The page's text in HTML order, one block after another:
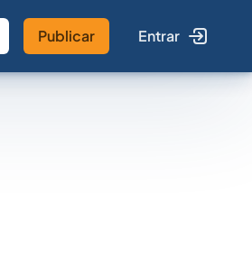
Publicar Entrar